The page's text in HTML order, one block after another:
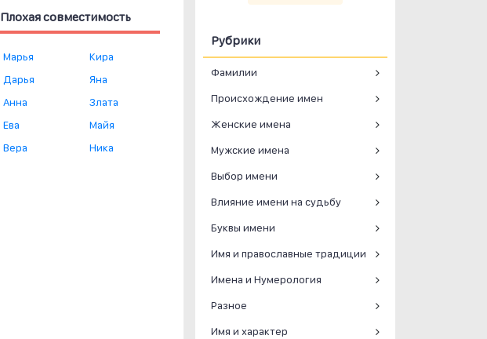
Плохая совместимость
Марья
Дарья
Анна
Ева
Вера
Кира
Яна
Злата
Майя
Ника
Рубрики
Фамилии
Происхождение имен
Женские имена
Мужские имена
Выбор имени
Влияние имени на судьбу
Буквы имени
Имя и православные традиции
Имена и Нумерология
Разное
Имя и характер